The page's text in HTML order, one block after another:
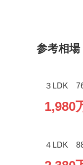
参考相場
３LDK
1,980
４LDK